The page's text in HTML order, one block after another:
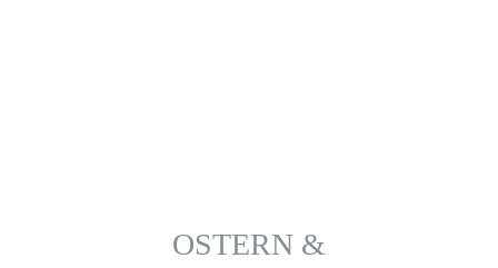
OSTERN &